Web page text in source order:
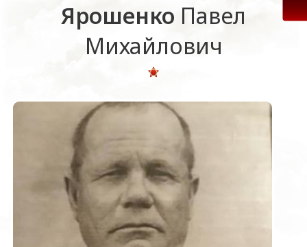
Ярошенко Павел
Михайлович